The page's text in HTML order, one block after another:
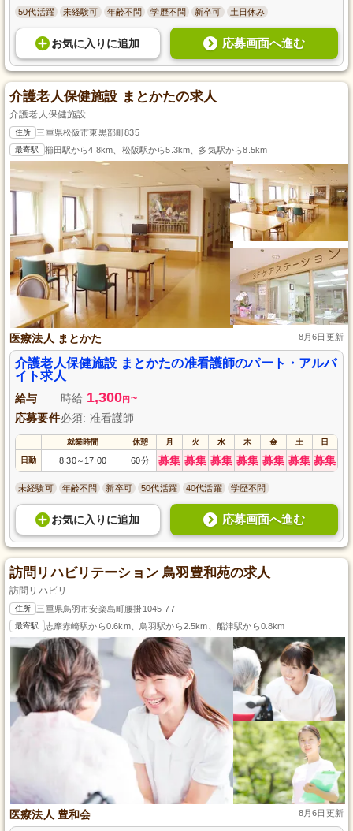
50代活躍 未経験可 年齢不問 学歴不問 新卒可 土日休み
お気に入り に追加 応募画面へ進む
介護老人保健施設 まとかたの求人
介護老人保健施設
住所 三重県松阪市東黒部町835
最寄駅 櫛田駅から4.8km、松阪駅から5.3km、多気駅から8.5km
医療法人 まとかた 8月6日更新
介護老人保健施設 まとかたの准看護師のパート・アルバ
イト求人
給与 時給 1,300円 ~
応募要件必須: 准看護師
就業時間 休憩 月 火 水 木 金 土 日
日勤 8:30～ 17:00 60分 募集 募集 募集 募集 募集 募集 募集
未経験可 年齢不問 新卒可 50代活躍 40代活躍 学歴不問
お気に入り に追加 応募画面へ進む
訪問リハビリテーション 鳥羽豊和苑の求人
訪問リハビリ
住所 三重県鳥羽市安楽島町腰掛1045-77
最寄駅 志摩赤崎駅から0.6km、鳥羽駅から2.5km、船津駅から0.8km
医療法人 豊和会 8月6日更新